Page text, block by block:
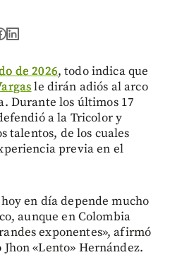
de 2026, todo indica que
le dirán adiós al arco
Durante los últimos 17
a la Tricolor y
talentos, de los cuales
previa en el
en día depende mucho
aunque en Colombia
exponentes», afirmó
«Lento» Hernández.